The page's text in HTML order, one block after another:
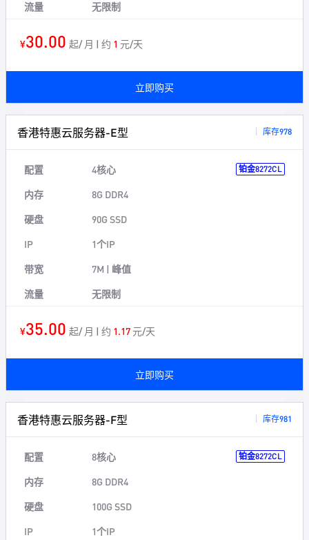
流量 无限制
¥30.00 起/ 月 | 约 1 元/天
立即购买
香港特惠云服务器-E型 库存978
配置 4核心 铂金8272CL
内存
8G DDR4
硬盘
90G SSD
IP
1个IP
带宽
7M | 峰值
流量
无限制
¥35.00 起/ 月 | 约 1.17元/天
立即购买
香港特惠云服务器-F型 库存981
配置 8核心 铂金8272CL
内存
8G DDR4
硬盘
100G SSD
IP
1个IP